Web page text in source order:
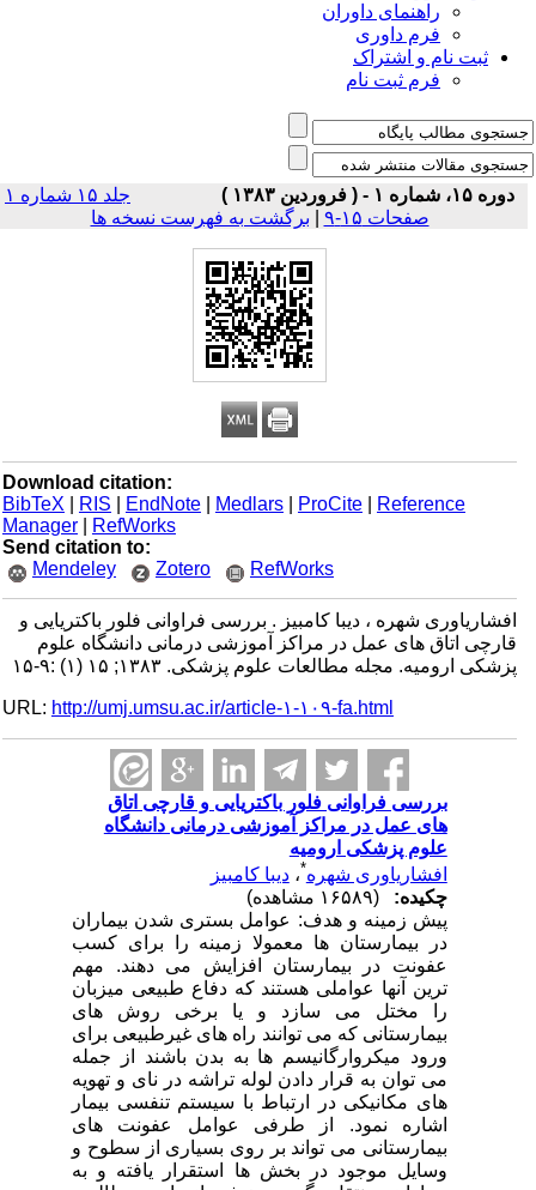
راهنمای داوران
فرم داوری
ثبت نام و اشتراک
فرم ثبت نام
دوره ۱۵، شماره ۱ - ( فروردين ۱۳۸۳ )
جلد ۱۵ شماره ۱
صفحات ۱۵-۹
| برگشت به فهرست نسخه ها
Download citation:
BibTeX
| RIS |EndNote |Medlars |ProCite |Reference
Manager
|RefWorks
Send citation to:
Mendeley
Zotero RefWorks
افشاریاوری شهره ، دیبا کامبیز . بررسی فراوانی فلور باکتریایی و
قارچی اتاق های عمل در مراکز آموزشی درمانی دانشگاه علوم
پزشکی ارومیه. مجله مطالعات علوم پزشکی. ۱۳۸۳; ۱۵ (۱) :۹-۱۵
URL:http://umj.umsu.ac.ir/article-۱-۱۰۹-fa.html
بررسی فراوانی فلور باکتریایی و قارچی اتاق
های عمل در مراکز آموزشی درمانی دانشگاه
علوم پزشکی ارومیه
افشاریاوری شهره ،دیبا کامبیز
چکیده:
پیش زمینه و هدف: عوامل بستری شدن بیماران
در بیمارستان ها معمولا زمینه را برای کسب
عفونت در بیمارستان افزایش می دهند. مهم
ترین آنها عواملی هستند که دفاع طبیعی میزبان
را مختل می سازد و یا برخی روش های
بیمارستانی که می توانند راه های غیرطبیعی برای
ورود میکروارگانیسم ها به بدن باشند از جمله
می توان به قرار دادن لوله تراشه در نای و تهویه
های مکانیکی در ارتباط با سیستم تنفسی بیمار
اشاره نمود. از طرفی عوامل عفونت های
بیمارستانی می تواند بر روی بسیاری از سطوح و
وسایل موجود در بخش ها استقرار یافته و به